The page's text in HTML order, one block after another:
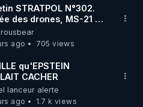
sont aussi sur la
STRATPOL N°302.
des drones, MS-21 en
missiles coréens.
ago
705 views
qu'EPSTEIN
CACHER
lanceur alerte
ago
1.7 k views